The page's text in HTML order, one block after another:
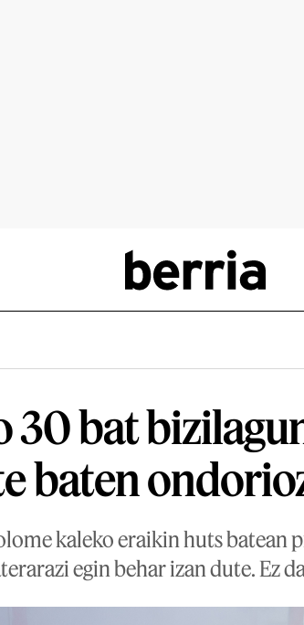
30 bat
baten
kaleko eraikin huts batean
egin behar izan dute. Ez